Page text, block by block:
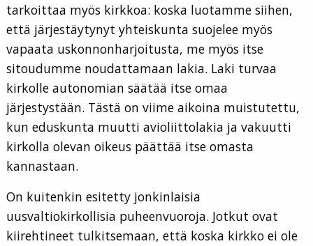
tarkoittaa myös kirkkoa: koska luotamme siihen,
että järjestäytynyt yhteiskunta suojelee myös
vapaata uskonnonharjoitusta, me myös itse
sitoudumme noudattamaan lakia. Laki turvaa
kirkolle autonomian säätää itse omaa
järjestystään. Tästä on viime aikoina muistutettu,
kun eduskunta muutti avioliittolakia ja vakuutti
kirkolla olevan oikeus päättää itse omasta
kannastaan.
On kuitenkin esitetty jonkinlaisia
uusvaltiokirkollisia puheenvuoroja. Jotkut ovat
kiirehtineet tulkitsemaan, että koska kirkko ei ole